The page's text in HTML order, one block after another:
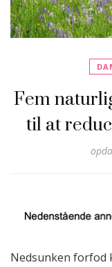
Fem
til at
Nedsunken forfod